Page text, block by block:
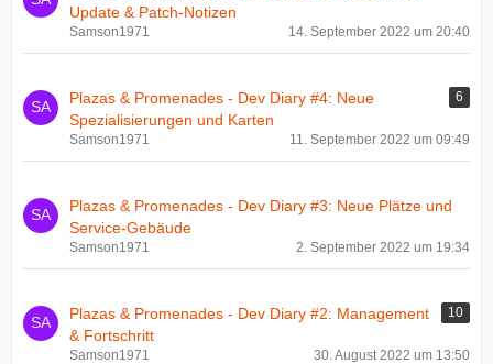
Update & Patch-Notizen
Samson1971 14. September 2022 um 20:40
Plazas & Promenades - Dev Diary #4: Neue
Spezialisierungen und Karten
6
Samson1971 11. September 2022 um 09:49
Plazas & Promenades - Dev Diary #3: Neue Plätze und
Service-Gebäude
Samson1971 2. September 2022 um 19:34
Plazas & Promenades - Dev Diary #2: Management
& Fortschritt
10
Samson1971 30. August 2022 um 13:50